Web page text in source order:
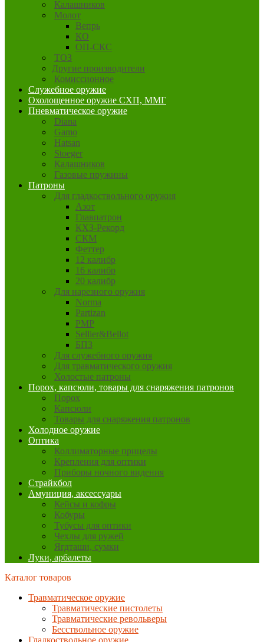
Калашников
Молот
Вепрь
КО
ОП-СКС
ТОЗ
Другие производители
Комиссионное
Служебное оружие
Охолощенное оружие СХП, ММГ
Пневматическое оружие
Diana
Gamo
Hatsan
Stoeger
Калашников
Газовые пружины
Патроны
Для гладкоствольного оружия
Азот
Главпатрон
КХЗ-Рекорд
СКМ
Феттер
12 калибр
16 калибр
20 калибр
Для нарезного оружия
Norma
Partizan
PMP
Sellier&Bellot
БПЗ
Для служебного оружия
Для травматического оружия
Холостые патроны
Порох, капсюли, товары для снаряжения патронов
Порох
Капсюли
Товары для снаряжения патронов
Холодное оружие
Оптика
Коллиматорные прицелы
Крепления для оптики
Приборы ночного видения
Страйкбол
Амуниция, аксессуары
Кейсы и кофры
Кобуры
Тубусы для оптики
Чехлы для ружей
Ягдташи, сумки
Луки, арбалеты
Каталог товаров
Травматическое оружие
Травматические пистолеты
Травматические револьверы
Бесствольное оружие
Гладкоствольное оружие